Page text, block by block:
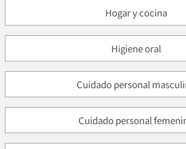
Hogar y cocina
Higiene oral
Cuidado personal
Cuidado personal